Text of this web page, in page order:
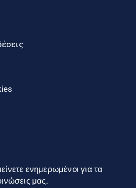
ενημερωμένοι για τα
μας.